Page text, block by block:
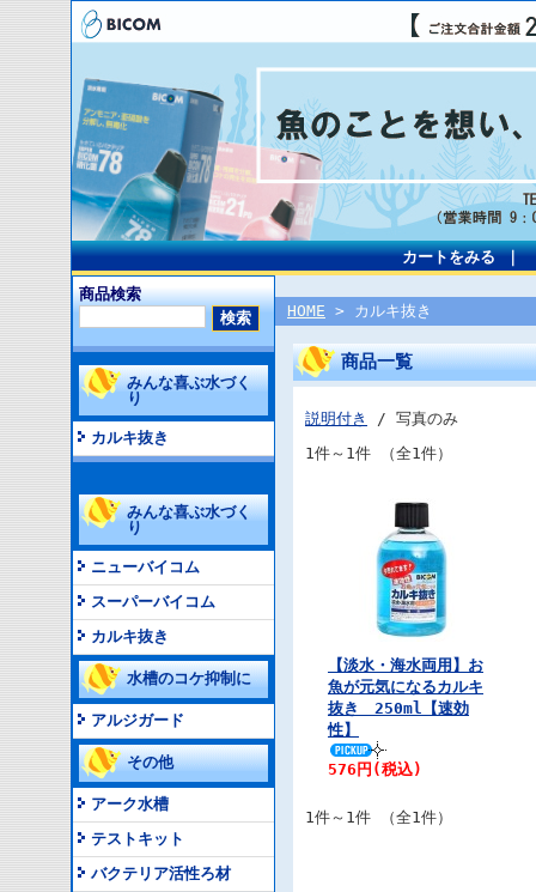
カートをみる｜
商品検索
みんな喜ぶ水づく
り
カルキ抜き
みんな喜ぶ水づく
り
ニューバイコム
スーパーバイコム
カルキ抜き
水槽のコケ抑制に
アルジガード
その他
アーク水槽
テストキット
バクテリア活性ろ材
HOME > カルキ抜き
商品一覧
説明付き
/ 写真のみ
1件～1件 （全1件）
【淡水・海水両用】お
魚が元気になるカルキ
抜き 250ml【速効
性】
576円 (税込)
1件～1件 （全1件）